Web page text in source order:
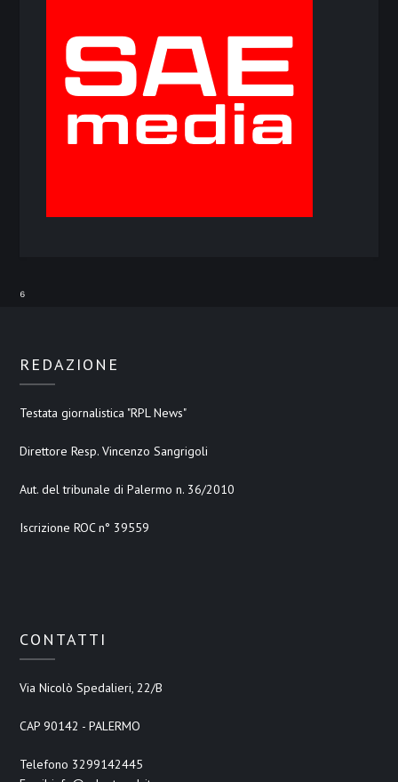
⁶
REDAZIONE
Testata giornalistica "RPL News"
Direttore Resp. Vincenzo Sangrigoli
Aut. del tribunale di Palermo n. 36/2010
Iscrizione ROC n° 39559
CONTATTI
Via Nicolò Spedalieri, 22/B
CAP 90142 - PALERMO
Telefono 3299142445